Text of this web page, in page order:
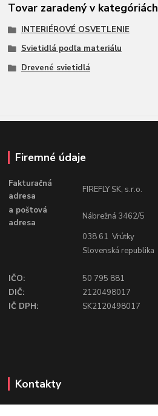
Tovar zaradený v kategóriách
INTERIÉROVÉ OSVETLENIE
Svietidlá podľa materiálu
Drevené svietidlá
Firemné údaje
Fakturačná
adresa
FIREFLY SK, s.r.o.
a poštová
adresa
Nábrežná 3462/5
038 61 Vrútky
Slovenská republika
IČO:
50 795 881
DIČ:
2120498017
IČ DPH:
SK2120498017
Kontakty